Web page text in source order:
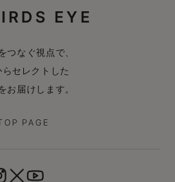
EYE
つなぐ視点で、
セレクトした
お届けします。
PAGE